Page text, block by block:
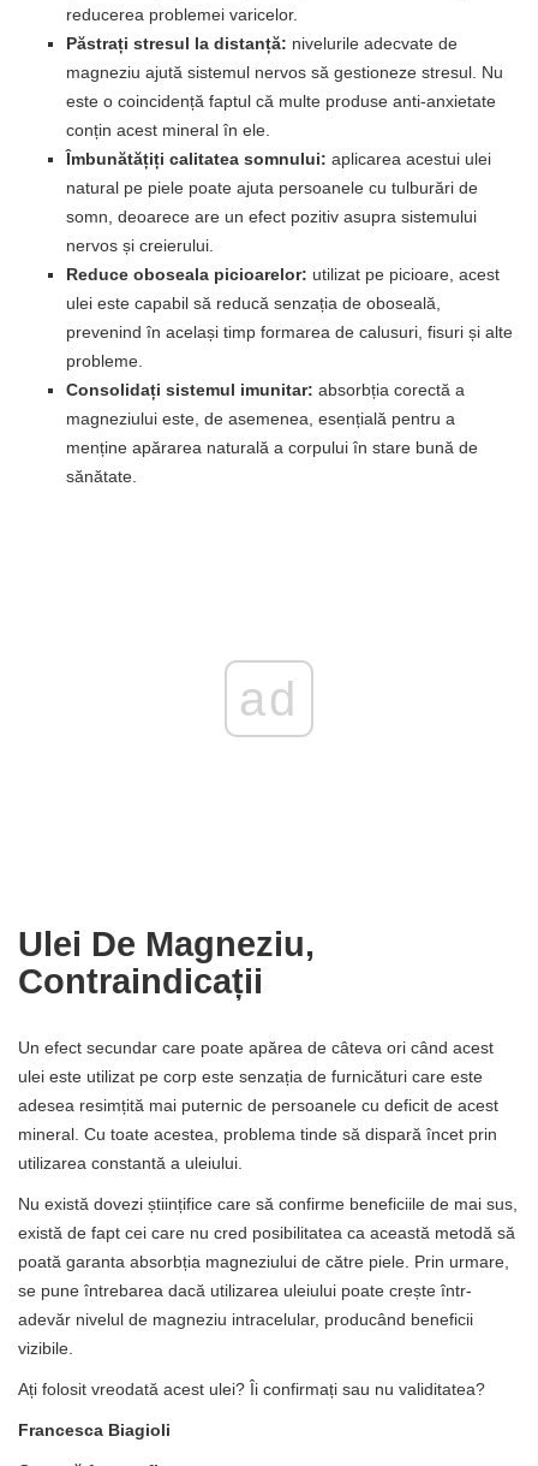
reducerea problemei varicelor.
Păstrați stresul la distanță: nivelurile adecvate de
magneziu ajută sistemul nervos să gestioneze stresul. Nu
este o coincidență faptul că multe produse anti-anxietate
conțin acest mineral în ele.
Îmbunătățiți calitatea somnului: aplicarea acestui ulei
natural pe piele poate ajuta persoanele cu tulburări de
somn, deoarece are un efect pozitiv asupra sistemului
nervos și creierului.
Reduce oboseala picioarelor: utilizat pe picioare, acest
ulei este capabil să reducă senzația de oboseală,
prevenind în același timp formarea de calusuri, fisuri și alte
probleme.
Consolidați sistemul imunitar: absorbția corectă a
magneziului este, de asemenea, esențială pentru a
menține apărarea naturală a corpului în stare bună de
sănătate.
ad
Ulei De Magneziu,
Contraindicații
Un efect secundar care poate apărea de câteva ori când acest
ulei este utilizat pe corp este senzația de furnicături care este
adesea resimțită mai puternic de persoanele cu deficit de acest
mineral. Cu toate acestea, problema tinde să dispară încet prin
utilizarea constantă a uleiului.
Nu există dovezi științifice care să confirme beneficiile de mai sus,
există de fapt cei care nu cred posibilitatea ca această metodă să
poată garanta absorbția magneziului de către piele. Prin urmare,
se pune întrebarea dacă utilizarea uleiului poate crește într-
adevăr nivelul de magneziu intracelular, producând beneficii
vizibile.
Ați folosit vreodată acest ulei? Îi confirmați sau nu validitatea?
Francesca Biagioli